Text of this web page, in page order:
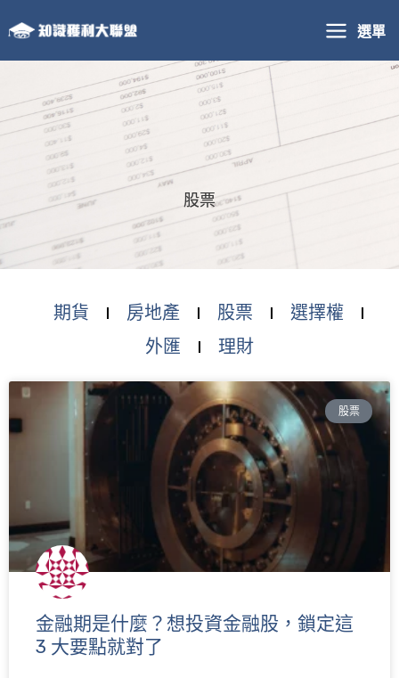
至
主
內
容
選單
股票
期貨 房地產 股票
選擇權
外匯
理財
股票
金融期是什麼？想投資金融股，鎖定這
3 大要點就對了
頁頁
面
頁
面
頁
面